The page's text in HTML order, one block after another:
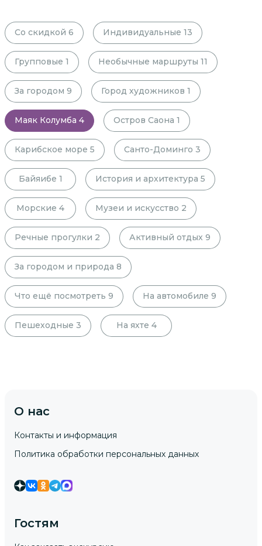
Со скидкой 6 Индивидуальные 13
Групповые 1 Необычные маршруты 11
За городом 9 Город художников 1
Маяк Колумба 4 Остров Саона 1
Карибское море 5 Санто-Доминго 3
Байяибе 1 История и архитектура 5
Морские 4 Музеи и искусство 2
Речные прогулки 2 Активный отдых 9
За городом и природа 8
Что ещё посмотреть 9 На автомобиле 9
Пешеходные 3 На яхте 4
О нас
Контакты и информация
Политика обработки персональных данных
Гостям